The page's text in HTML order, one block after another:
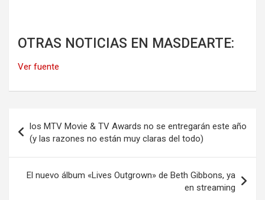
OTRAS NOTICIAS EN MASDEARTE:
Ver fuente
de
entradas
los MTV Movie & TV Awards no se entregarán este año
(y las razones no están muy claras del todo)
El nuevo álbum «Lives Outgrown» de Beth Gibbons, ya
en streaming